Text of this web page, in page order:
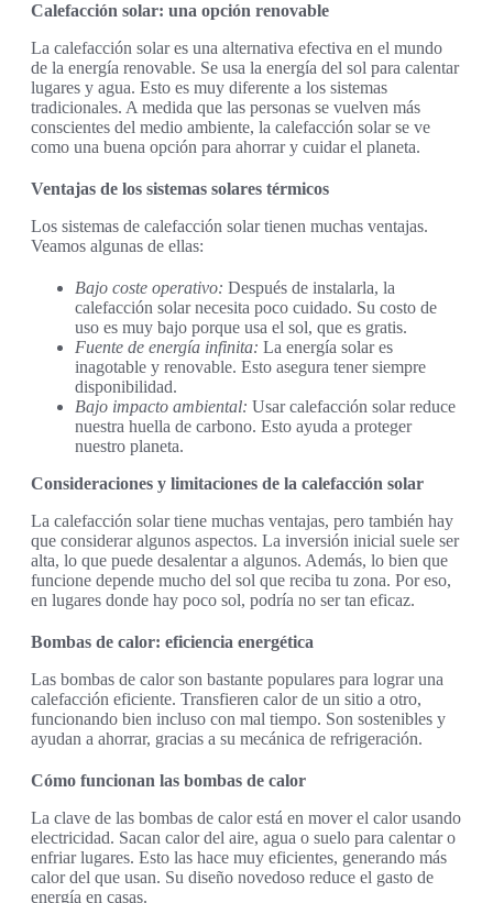
Calefacción solar: una opción renovable
La calefacción solar es una alternativa efectiva en el mundo
de la energía renovable. Se usa la energía del sol para calentar
lugares y agua. Esto es muy diferente a los sistemas
tradicionales. A medida que las personas se vuelven más
conscientes del medio ambiente, la calefacción solar se ve
como una buena opción para ahorrar y cuidar el planeta.
Ventajas de los sistemas solares térmicos
Los sistemas de calefacción solar tienen muchas ventajas.
Veamos algunas de ellas:
Bajo coste operativo: Después de instalarla, la
calefacción solar necesita poco cuidado. Su costo de
uso es muy bajo porque usa el sol, que es gratis.
Fuente de energía infinita: La energía solar es
inagotable y renovable. Esto asegura tener siempre
disponibilidad.
Bajo impacto ambiental: Usar calefacción solar reduce
nuestra huella de carbono. Esto ayuda a proteger
nuestro planeta.
Consideraciones y limitaciones de la calefacción solar
La calefacción solar tiene muchas ventajas, pero también hay
que considerar algunos aspectos. La inversión inicial suele ser
alta, lo que puede desalentar a algunos. Además, lo bien que
funcione depende mucho del sol que reciba tu zona. Por eso,
en lugares donde hay poco sol, podría no ser tan eficaz.
Bombas de calor: eficiencia energética
Las bombas de calor son bastante populares para lograr una
calefacción eficiente. Transfieren calor de un sitio a otro,
funcionando bien incluso con mal tiempo. Son sostenibles y
ayudan a ahorrar, gracias a su mecánica de refrigeración.
Cómo funcionan las bombas de calor
La clave de las bombas de calor está en mover el calor usando
electricidad. Sacan calor del aire, agua o suelo para calentar o
enfriar lugares. Esto las hace muy eficientes, generando más
calor del que usan. Su diseño novedoso reduce el gasto de
energía en casas.